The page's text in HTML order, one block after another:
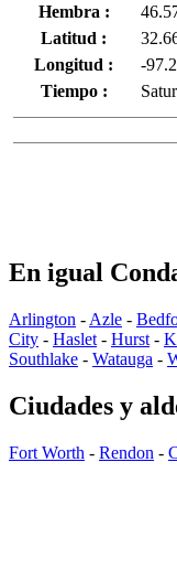
Hembra :
Latitud :
Longitud :
-
Tiempo :
En igual
Arlington - Azle -
City - Haslet - Hurst -
Southlake - Watauga -
Ciudades y
Fort Worth - Rendon -